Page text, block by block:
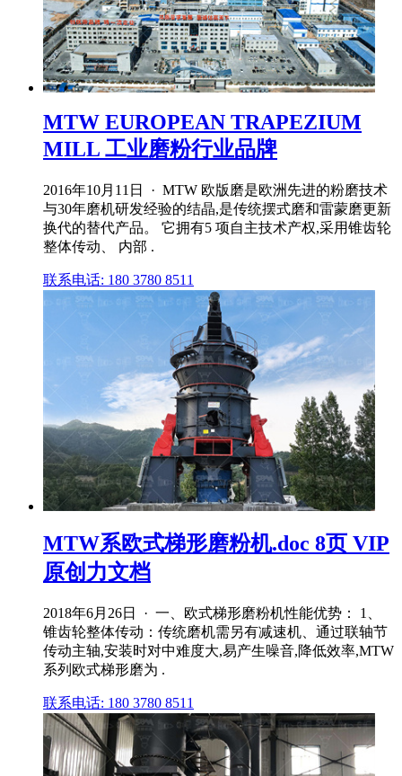
MTW EUROPEAN TRAPEZIUM
MILL 工业磨粉行业品牌
2016年10月11日 · MTW 欧版磨是欧洲先进的粉磨技术
与30年磨机研发经验的结晶,是传统摆式磨和雷蒙磨更新
换代的替代产品。 它拥有5 项自主技术产权,采用锥齿轮
整体传动、 内部 .
联系电话: 180 3780 8511
MTW系欧式梯形磨粉机.doc 8页 VIP
原创力文档
2018年6月26日 · 一、欧式梯形磨粉机性能优势： 1、
锥齿轮整体传动：传统磨机需另有减速机、通过联轴节
传动主轴,安装时对中难度大,易产生噪音,降低效率,MTW
系列欧式梯形磨为 .
联系电话: 180 3780 8511